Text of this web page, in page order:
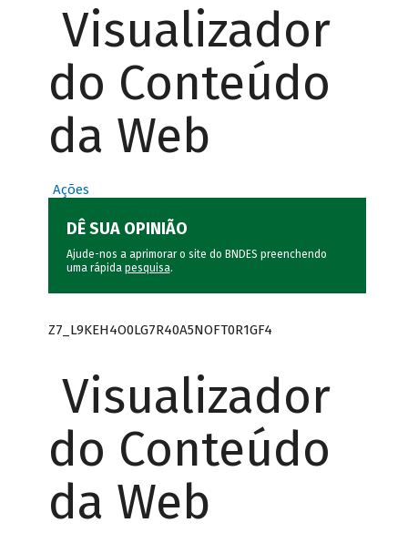
Visualizador
do Conteúdo
da Web
Ações
DÊ SUA OPINIÃO
Ajude-nos a aprimorar o site do BNDES preenchendo
uma rápida pesquisa.
Z7_L9KEH4O0LG7R40A5NOFT0R1GF4
Visualizador
do Conteúdo
da Web